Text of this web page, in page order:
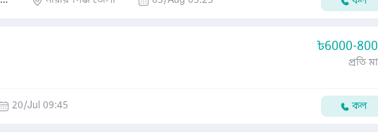
৳6000-
প্রতি
20/Jul 09:45 কল